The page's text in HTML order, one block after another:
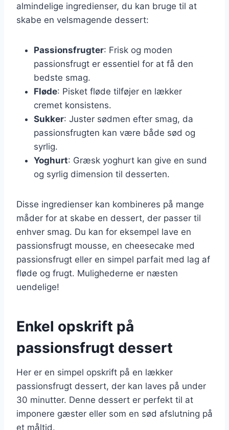
almindelige ingredienser, du kan bruge til at
skabe en velsmagende dessert:
Passionsfrugter: Frisk og moden
passionsfrugt er essentiel for at få den
bedste smag.
Fløde: Pisket fløde tilføjer en lækker
cremet konsistens.
Sukker: Juster sødmen efter smag, da
passionsfrugten kan være både sød og
syrlig.
Yoghurt: Græsk yoghurt kan give en sund
og syrlig dimension til desserten.
Disse ingredienser kan kombineres på mange
måder for at skabe en dessert, der passer til
enhver smag. Du kan for eksempel lave en
passionsfrugt mousse, en cheesecake med
passionsfrugt eller en simpel parfait med lag af
fløde og frugt. Mulighederne er næsten
uendelige!
Enkel opskrift på
passionsfrugt dessert
Her er en simpel opskrift på en lækker
passionsfrugt dessert, der kan laves på under
30 minutter. Denne dessert er perfekt til at
imponere gæster eller som en sød afslutning på
et måltid.